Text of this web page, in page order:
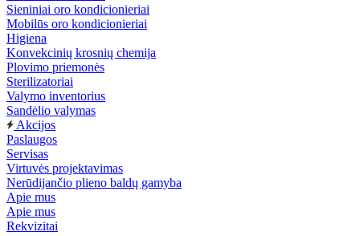
Sieniniai oro kondicionieriai
Mobilūs oro kondicionieriai
Higiena
Konvekcinių krosnių chemija
Plovimo priemonės
Sterilizatoriai
Valymo inventorius
Sandėlio valymas
Akcijos
Paslaugos
Servisas
Virtuvės projektavimas
Nerūdijančio plieno baldų gamyba
Apie mus
Apie mus
Rekvizitai